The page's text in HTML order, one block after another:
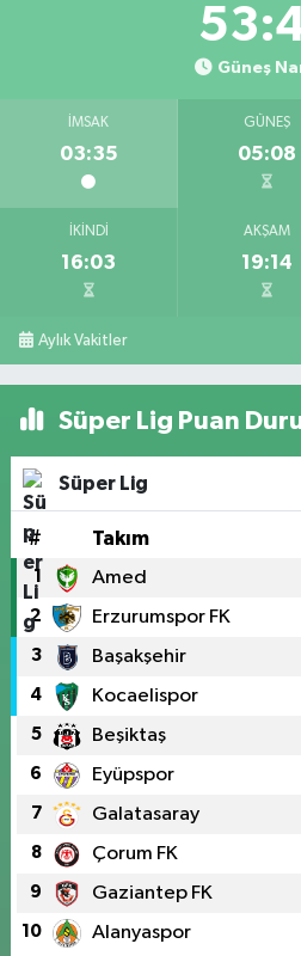
Güneş
İMSAK
03:35
GÜNEŞ
05:08
İKINDI
16:03
AKŞAM
19:14
Aylık Vakitler
Süper Lig Puan
Süper Lig
# Takım
1 Amed
2 Erzurumspor FK
3 Başakşehir
4 Kocaelispor
5 Beşiktaş
6 Eyüpspor
7 Galatasaray
8 Çorum FK
9 Gaziantep FK
10 Alanyaspor